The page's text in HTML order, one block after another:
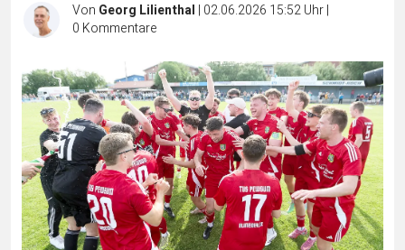
Von Georg Lilienthal | 02.06.2026 15:52 Uhr|
0 Kommentare